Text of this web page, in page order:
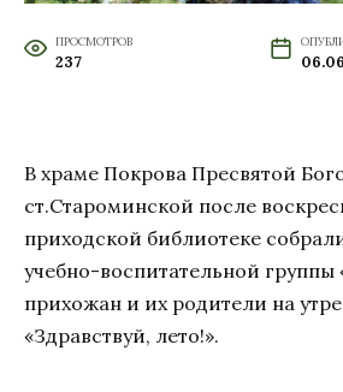
ПРОСМОТРОВ
237
В храме Покрова Пресвятой
ст.Староминской после
приходской библиотеке
учебно-воспитательной группы
прихожан и их родители на
«Здравствуй, лето!».